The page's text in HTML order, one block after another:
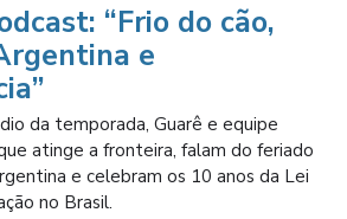
“Frio do cão,
e
da temporada, Guarê e equipe
atinge a fronteira, falam do feriado
e celebram os 10 anos da Lei
no Brasil.